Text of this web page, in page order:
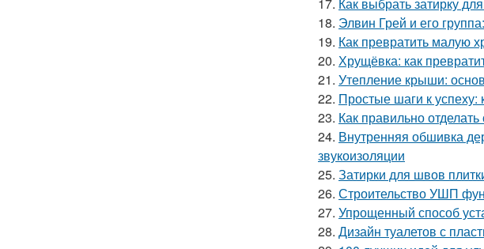
18. Элвин Грей и его
19. Как превратить малую
20. Хрущёвка: как
21. Утепление крыши:
22. Простые шаги к успеху:
23. Как правильно
24. Внутренняя обшивка
звукоизоляции
25. Затирки для швов
26. Строительство УШП
27. Упрощенный способ
28. Дизайн туалетов с